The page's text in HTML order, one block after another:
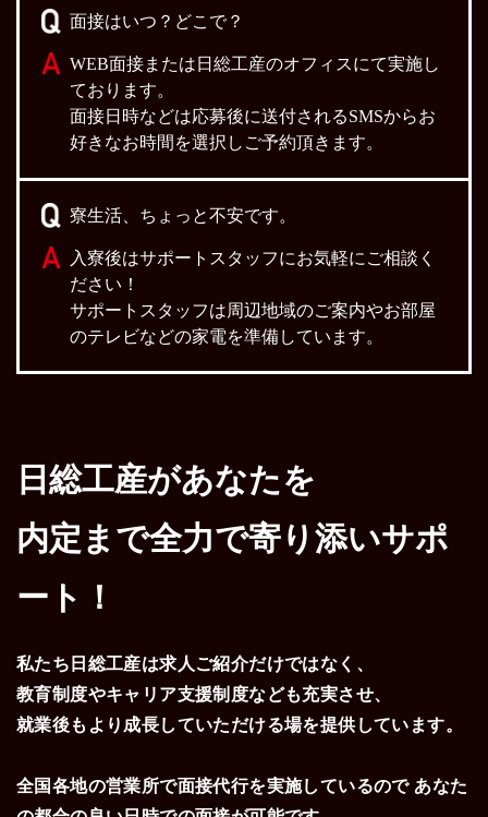
面接はいつ？どこで？
WEB面接または日総工産のオフィスにて実施し
ております。
面接日時などは応募後に送付されるSMSからお
好きなお時間を選択しご予約頂きます。
寮生活、ちょっと不安です。
入寮後はサポートスタッフにお気軽にご相談く
ださい！
サポートスタッフは周辺地域のご案内やお部屋
のテレビなどの家電を準備しています。
日総工産があなたを
内定まで全力で寄り添いサポ
ート！
私たち日総工産は求人ご紹介だけではなく、
教育制度やキャリア支援制度なども充実させ、
就業後もより成長していただける場を提供しています。
全国各地の営業所で面接代行を実施しているので あなた